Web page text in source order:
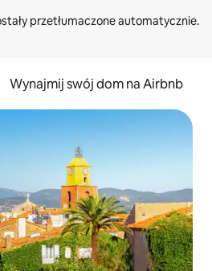
Wynajmij swój dom na Airbnb